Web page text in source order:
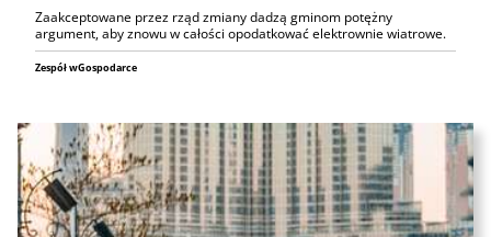
Zaakceptowane przez rząd zmiany dadzą gminom potężny
argument, aby znowu w całości opodatkować elektrownie wiatrowe.
Zespół wGospodarce